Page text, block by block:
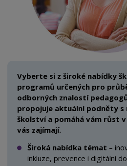
Vyberte si z široké nabídky
programů určených pro
odborných znalostí
propojuje aktuální podněty s
školství a pomáhá vám růst v
vás zajímají.
Široká nabídka témat –
inkluze, prevence i digitální